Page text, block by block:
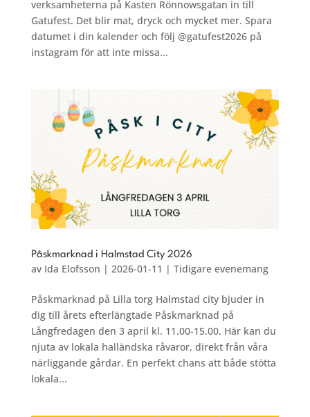
verksamheterna på Kasten Rönnowsgatan in till
Gatufest. Det blir mat, dryck och mycket mer. Spara
datumet i din kalender och följ @gatufest2026 på
instagram för att inte missa...
Påskmarknad i Halmstad City 2026
av Ida Elofsson | 2026-01-11 | Tidigare evenemang
Påskmarknad på Lilla torg Halmstad city bjuder in
dig till årets efterlängtade Påskmarknad på
Långfredagen den 3 april kl. 11.00-15.00. Här kan du
njuta av lokala halländska råvaror, direkt från våra
närliggande gårdar. En perfekt chans att både stötta
lokala...